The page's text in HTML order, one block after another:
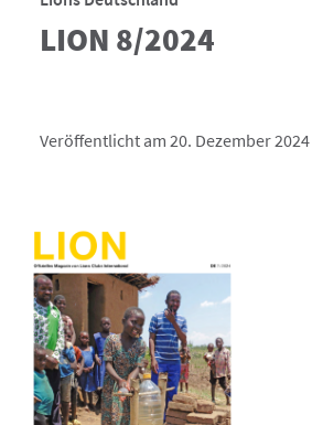
LION 8/2024
Veröffentlicht am 20. Dezember 2024